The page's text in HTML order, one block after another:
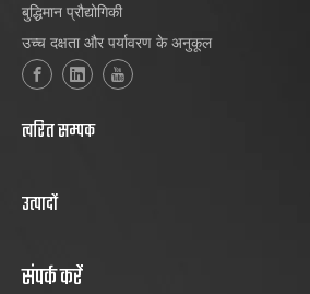
बुद्धिमान प्रौद्योगिकी
उच्च दक्षता और पर्यावरण के अनुकूल
त्वरित सम्पक
उत्पादों
संपर्क करें